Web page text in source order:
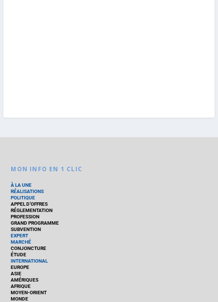
MON INFO EN 1 CLIC
À LA UNE
RÉALISATIONS
POLITIQUE
APPEL D’OFFRES
RÉGLEMENTATION
PROFESSION
GRAND PROGRAMME
SUBVENTION
EXPERT
MARCHÉ
CONJONCTURE
ÉTUDE
INTERNATIONAL
EUROPE
ASIE
AMÉRIQUES
AFRIQUE
MOYEN-ORIENT
MONDE